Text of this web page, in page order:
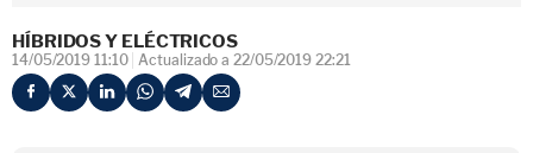
HÍBRIDOS Y ELÉCTRICOS
14/05/2019 11:10 Actualizado a 22/05/2019 22:21